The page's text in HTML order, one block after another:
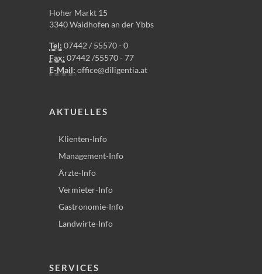
Hoher Markt 15
3340 Waidhofen an der Ybbs
Tel: 07442 / 55570 - 0
Fax: 07442 /55570 - 77
E-Mail: office@diligentia.at
AKTUELLES
Klienten-Info
Management-Info
Ärzte-Info
Vermieter-Info
Gastronomie-Info
Landwirte-Info
SERVICES